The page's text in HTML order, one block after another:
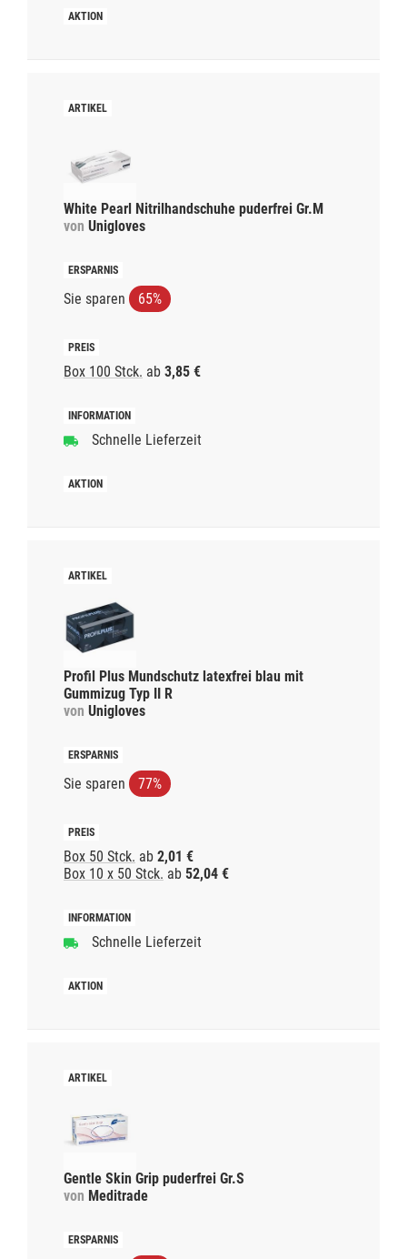
White Pearl Nitrilhandschuhe puderfrei Gr.M
von Unigloves
Sie sparen 65%
Box 100 Stck. ab 3,85 €
Schnelle Lieferzeit
Profil Plus Mundschutz latexfrei blau mit
Gummizug Typ II R
von Unigloves
Sie sparen 77%
Box 50 Stck. ab 2,01 €
Box 10 x 50 Stck. ab 52,04 €
Schnelle Lieferzeit
Gentle Skin Grip puderfrei Gr.S
von Meditrade